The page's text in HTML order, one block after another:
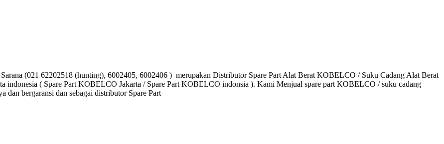
(021 62202518 (hunting), 6002405, 6002406 ) merupakan Distributor Spare Part Alat Berat KOBELCO / Suku Cadang Alat Berat
indonesia ( Spare Part KOBELCO Jakarta / Spare Part KOBELCO indonsia ). Kami Menjual spare part KOBELCO / suku cadang
bergaransi dan sebagai distributor Spare Part